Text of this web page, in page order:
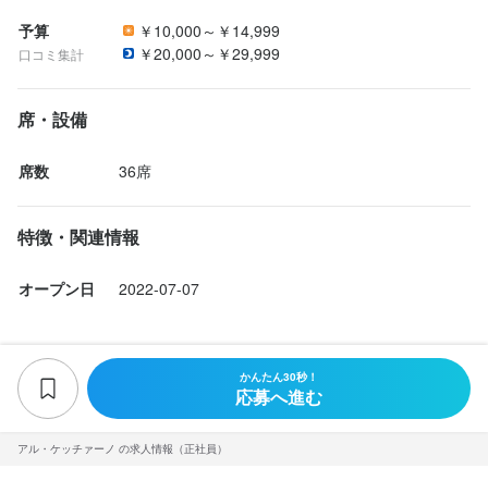
アル・ケッチァーノ の求人情報（正社員）
予算
口コミ集計
￥10,000～￥14,999
￥20,000～￥29,999
席・設備
席数 36席
特徴・関連情報
オープン日 2022-07-07
かんたん30秒！
応募へ進む